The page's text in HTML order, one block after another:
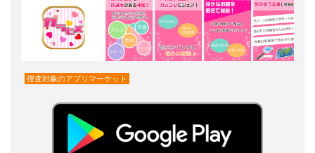
捜査対象のアプリマーケット